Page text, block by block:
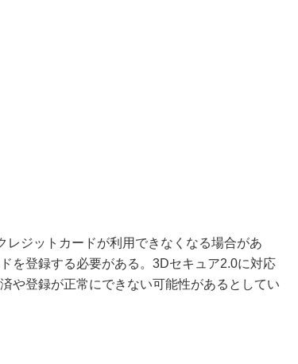
ジットカードが利用できなくなる場合があ
を登録する必要がある。3Dセキュア2.0に対応
や登録が正常にできない可能性があるとしてい